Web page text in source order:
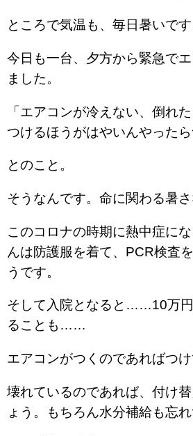
ところで気温も、毎日暑いです
今日も一台、夕方から緊急で
ました。
「エアコンが冷えない、倒れ
つけるほうがはやいんやったら
とのこと。
そうなんです。命に関わる暑さ
このコロナの時期に熱中症に
んは防護服を着て、PCR検査
うです。
そして入院となると……10万
ることも……
エアコンがつくのであればつけ
壊れているのであれば、付け
ょう。もちろん水分補給も忘れ